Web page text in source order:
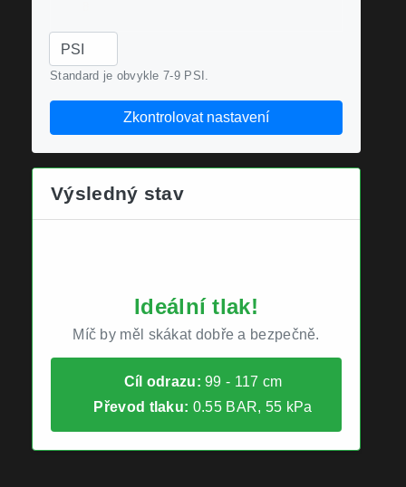
Standard je obvykle 7-9 PSI.
Zkontrolovat nastavení
Výsledný stav
Ideální tlak!
Míč by měl skákat dobře a bezpečně.
Cíl odrazu: 99 - 117 cm
Převod tlaku: 0.55 BAR, 55 kPa